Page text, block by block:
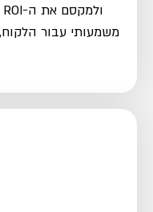
משמעותי עבור